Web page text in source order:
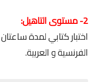
2- مستوى التاهيل:
اختبار كتابي لمدة
الفرنسية و العربية.